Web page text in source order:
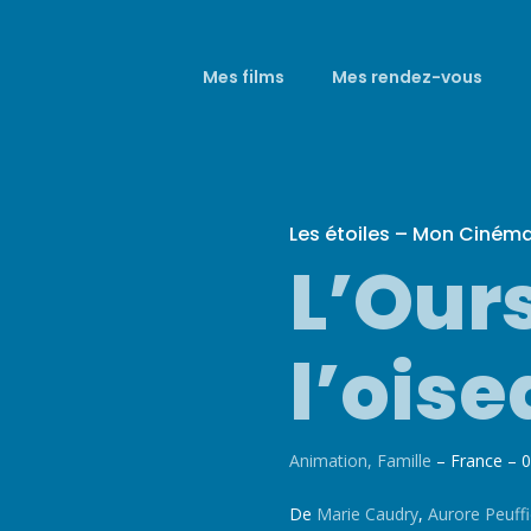
Mes films Mes rendez-vous
Les étoiles – Mon
Animation, Famille – France –
De Marie Caudry, Aurore